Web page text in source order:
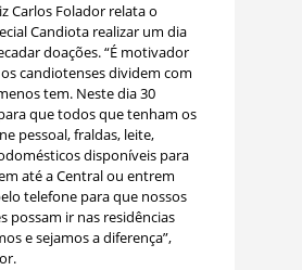
Carlos Folador relata o
Candiota realizar um dia
doações. “É motivador
candiotenses dividem com
tem. Neste dia 30
que todos que tenham os
pessoal, fraldas, leite,
disponíveis para
até a Central ou entrem
telefone para que nossos
possam ir nas residências
e sejamos a diferença”,